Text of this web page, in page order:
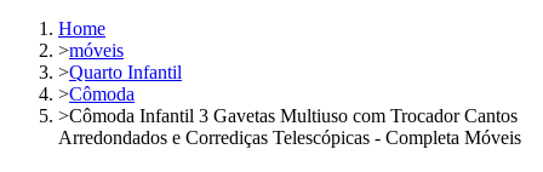
Home
>móveis
>Quarto Infantil
>Cômoda
>Cômoda Infantil 3 Gavetas Multiuso com Trocador Cantos
Arredondados e Corrediças Telescópicas - Completa Móveis